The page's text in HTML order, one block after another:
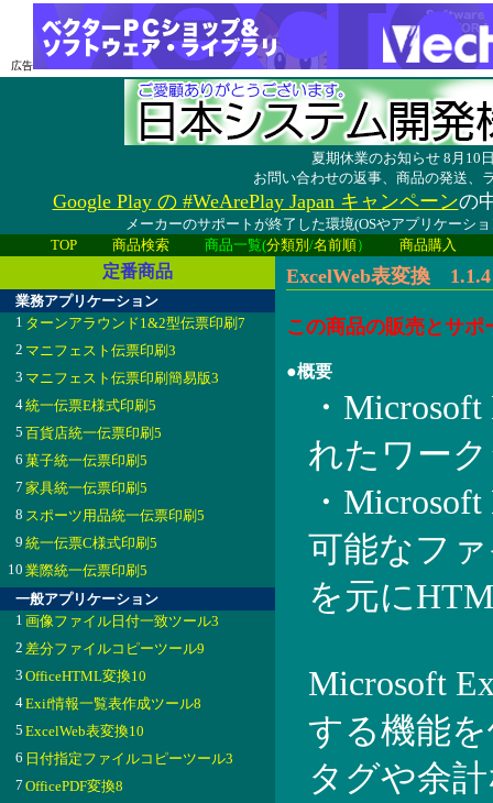
広告
夏期休業のお知らせ 8月10
お問い合わせの返事、商品の発送、
Google Play の #WeArePlay Japan キャンペーンの
メーカーのサポートが終了した環境(OSやアプリケーシ
TOP
商品検索 商品一覧(分類別 /名前順） 商品購入
定番商品
業務アプリケーション
1 ターンアラウンド1&2型伝票印刷7
2 マニフェスト伝票印刷3
3 マニフェスト伝票印刷簡易版3
4統一伝票E様式印刷5
5 百貨店統一伝票印刷5
6 菓子統一伝票印刷5
7 家具統一伝票印刷5
8 スポーツ用品統一伝票印刷5
9 統一伝票C様式印刷5
10 業際統一伝票印刷5
一般アプリケーション
1 画像ファイル日付一致ツール3
2 差分ファイルコピーツール9
3 OfficeHTML変換10
4Exif情報一覧表作成ツール8
5 ExcelWeb表変換10
6 日付指定ファイルコピーツール3
7 OfficePDF変換8
ExcelWeb表変換 1.1.4
この商品の販売とサ
●概要
・
れたワー
・
可能なフ
を元に
Microsoft
する機能
タグや余